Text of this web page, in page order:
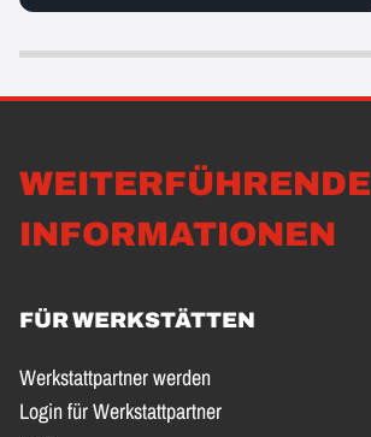
WEITERFÜHRENDE
INFORMATIONEN
FÜR WERKSTÄTTEN
Werkstattpartner werden
Login für Werkstattpartner